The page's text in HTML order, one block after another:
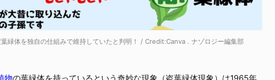
緑体を独自の仕組みで維持していたと判明！ / Credit:Canva . ナゾロジー編集部
物の葉緑体を持っているという奇妙な現象（盗葉緑体現象）は1965年